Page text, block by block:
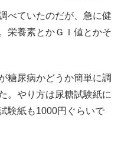
べていたのだが、急に健
栄養素とかＧＩ値とかそ
糖尿病かどうか簡単に調
。やり方は尿糖試験紙に
験紙も1000円ぐらいで